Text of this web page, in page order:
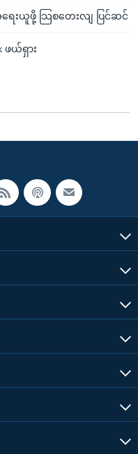
ေးယူဖို့ သြစတေးလျ ပြင်ဆင်
ဖယ်ရှား